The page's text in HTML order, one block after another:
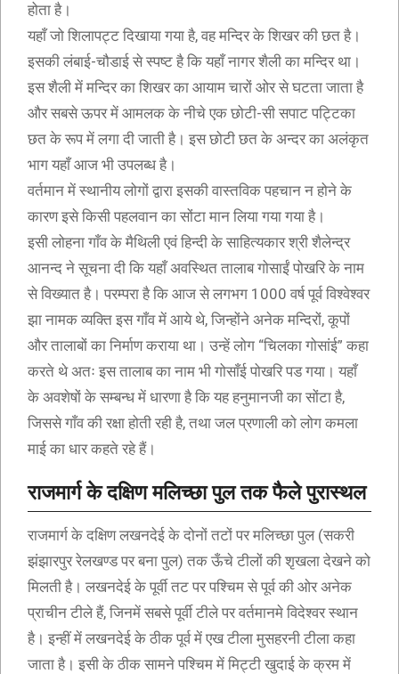
होता है।
यहाँ जो शिलापट्ट दिखाया गया है, वह मन्दिर के शिखर की छत है।
इसकी लंबाई-चौडाई से स्पष्ट है कि यहाँ नागर शैली का मन्दिर था।
इस शैली में मन्दिर का शिखर का आयाम चारों ओर से घटता जाता है
और सबसे ऊपर में आमलक के नीचे एक छोटी-सी सपाट पट्टिका
छत के रूप में लगा दी जाती है। इस छोटी छत के अन्दर का अलंकृत
भाग यहाँ आज भी उपलब्ध है।
वर्तमान में स्थानीय लोगों द्वारा इसकी वास्तविक पहचान न होने के
कारण इसे किसी पहलवान का सोंटा मान लिया गया गया है।
इसी लोहना गाँव के मैथिली एवं हिन्दी के साहित्यकार श्री शैलेन्द्र
आनन्द ने सूचना दी कि यहाँ अवस्थित तालाब गोसाईं पोखरि के नाम
से विख्यात है। परम्परा है कि आज से लगभग 1000 वर्ष पूर्व विश्वेश्वर
झा नामक व्यक्ति इस गाँव में आये थे, जिन्होंने अनेक मन्दिरों, कूपों
और तालाबों का निर्माण कराया था। उन्हें लोग “चिलका गोसांई” कहा
करते थे अतः इस तालाब का नाम भी गोसाँई पोखरि पड गया। यहाँ
के अवशेषों के सम्बन्ध में धारणा है कि यह हनुमानजी का सोंटा है,
जिससे गाँव की रक्षा होती रही है, तथा जल प्रणाली को लोग कमला
माई का धार कहते रहे हैं।
राजमार्ग के दक्षिण मलिच्छा पुल तक फैले पुरास्थल
राजमार्ग के दक्षिण लखनदेई के दोनों तटों पर मलिच्छा पुल (सकरी
झंझारपुर रेलखण्ड पर बना पुल) तक ऊँचे टीलों की शृखला देखने को
मिलती है। लखनदेई के पूर्वी तट पर पश्चिम से पूर्व की ओर अनेक
प्राचीन टीले हैं, जिनमें सबसे पूर्वी टीले पर वर्तमानमे विदेश्वर स्थान
है। इन्हीं में लखनदेई के ठीक पूर्व में एख टीला मुसहरनी टीला कहा
जाता है। इसी के ठीक सामने पश्चिम में मिट्टी खुदाई के क्रम में